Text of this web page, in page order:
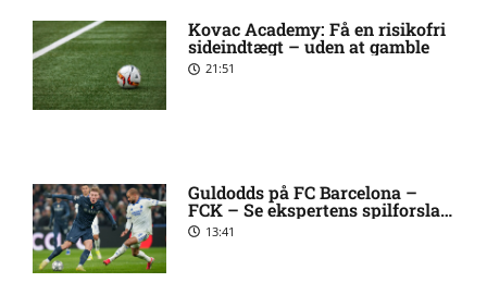
karantæner [2026/08/06]
UEFA Europa Conference
karantæner [2026/08/06]
UEFA Europa Conference
Kovac Academy: Få en risikofri
sideindtægt – uden at gamble
21:51
Guldodds på FC Barcelona –
FCK – Se ekspertens spilforslag
her13:41